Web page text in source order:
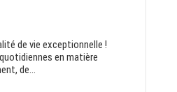
de vie exceptionnelle !
en matière
de...